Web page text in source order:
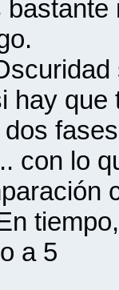
hay
con lo
a 5